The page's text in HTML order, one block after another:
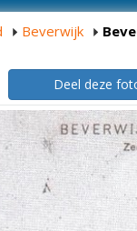
Beverwijk
Deel deze